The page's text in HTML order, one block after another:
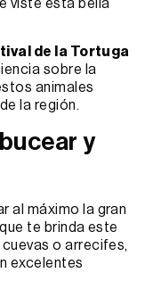
viste esta bella
de la Tortuga
sobre la
animales
la región.
y
al máximo la gran
te brinda este
o arrecifes,
excelentes